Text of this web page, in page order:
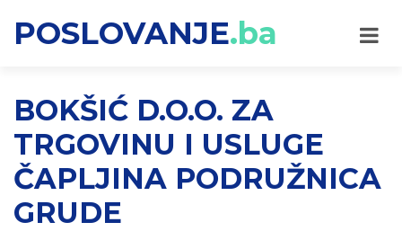
POSLOVANJE.ba
BOKŠIĆ D.O.O. ZA
TRGOVINU I USLUGE
ČAPLJINA PODRUŽNICA
GRUDE